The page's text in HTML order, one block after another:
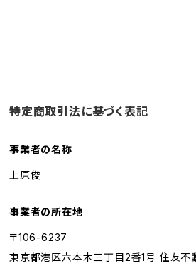
特定商取引法に基づく表記
事業者の名称
上原俊
事業者の所在地
〒106-6237
東京都港区六本木三丁目2番1号 住友不